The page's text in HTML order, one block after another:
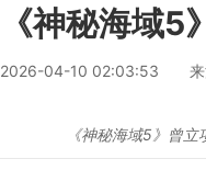
《神秘海域
2026-04-10 02:03:53
《神秘海域5》曾